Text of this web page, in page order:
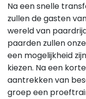
Na een snelle
zullen de gasten
wereld van
paarden zullen
een mogelijkheid
kiezen. Na een
aantrekken van
groep een